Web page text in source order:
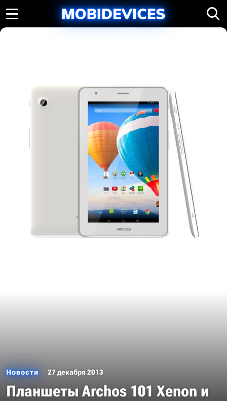
Новости 27 декабря 2013
Планшеты Archos 101 Xenon и